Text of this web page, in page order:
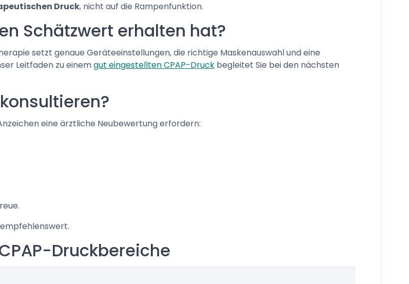
Druck, nicht auf die Rampenfunktion.
Schätzwert erhalten hat?
setzt genaue Geräteeinstellungen, die richtige Maskenauswahl und eine
Leitfaden zu einemgut eingestellten CPAP-Druck begleitet Sie bei den nächsten
eine ärztliche Neubewertung erfordern:
empfehlenswert.
Druckbereiche